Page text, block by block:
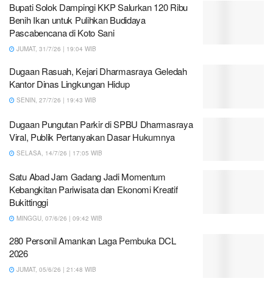
Bupati Solok Dampingi KKP Salurkan 120 Ribu
Benih Ikan untuk Pulihkan Budidaya
Pascabencana di Koto Sani
JUMAT, 31/7/26 | 19:04 WIB
Dugaan Rasuah, Kejari Dharmasraya Geledah
Kantor Dinas Lingkungan Hidup
SENIN, 27/7/26 | 19:43 WIB
Dugaan Pungutan Parkir di SPBU Dharmasraya
Viral, Publik Pertanyakan Dasar Hukumnya
SELASA, 14/7/26 | 17:05 WIB
Satu Abad Jam Gadang Jadi Momentum
Kebangkitan Pariwisata dan Ekonomi Kreatif
Bukittinggi
MINGGU, 07/6/26 | 09:42 WIB
280 Personil Amankan Laga Pembuka DCL
2026
JUMAT, 05/6/26 | 21:48 WIB